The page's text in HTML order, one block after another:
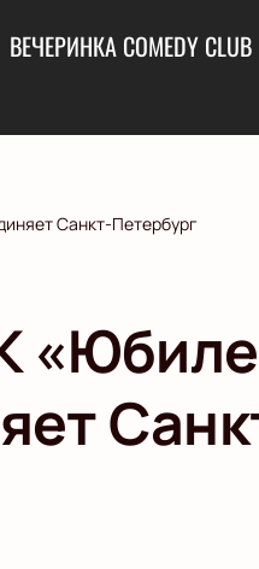
ВЕЧЕРИНКА COMEDY CLUB
Санкт-Петербург